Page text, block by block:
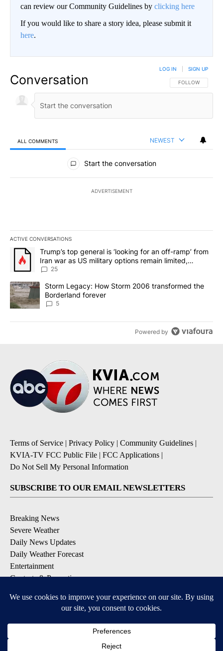
can review our Community Guidelines by clicking here
If you would like to share a story idea, please submit it
here.
Conversation FOLLOW THIS
FOLLOW
LOG IN SIGN UP
ALL COMMENTS NEWEST
All Comments
Start the conversation
ADVERTISEMENT
ACTIVE CONVERSATIONS
The following is a list of the most commented articles in the last
A trending article titled "Trump’s top general is ‘looking for an
Trump’s top general is ‘looking for an off-ramp’ from
Iran war as US military options remain limited,
sources say
25
A trending article titled "Storm Legacy: How Storm 2006
Storm Legacy: How Storm 2006 transformed the
Borderland forever
5
Powered by
Terms of Service | Privacy Policy | Community Guidelines |
KVIA-TV FCC Public File | FCC Applications |
Do Not Sell My Personal Information
SUBSCRIBE TO OUR EMAIL NEWSLETTERS
Breaking News
Severe Weather
Daily News Updates
Daily Weather Forecast
Entertainment
Contests & Promotions
DOWNLOAD OUR APPS
Available for iOS and Android